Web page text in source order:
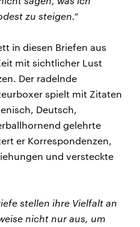
zu steigen.“
in diesen Briefen aus
mit sichtlicher Lust
Der radelnde
spielt mit Zitaten
Deutsch,
gelehrte
er Korrespondenzen,
und versteckte
stellen ihre Vielfalt an
nicht nur aus, um